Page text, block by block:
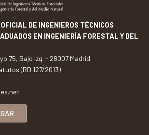
DE INGENIEROS TÉCNICOS
EN INGENIERÍA FORESTAL Y DEL
75, Bajo Izq. - 28007 Madrid
(RD 127/2013)